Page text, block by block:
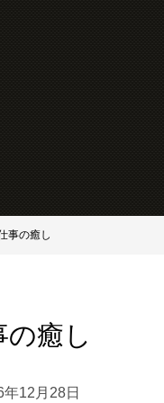
ロンSolana（ソラーナ）
事の癒し
の癒し
年12月28日